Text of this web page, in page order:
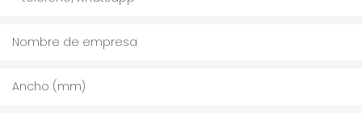
Nombre de empresa
Ancho (mm)